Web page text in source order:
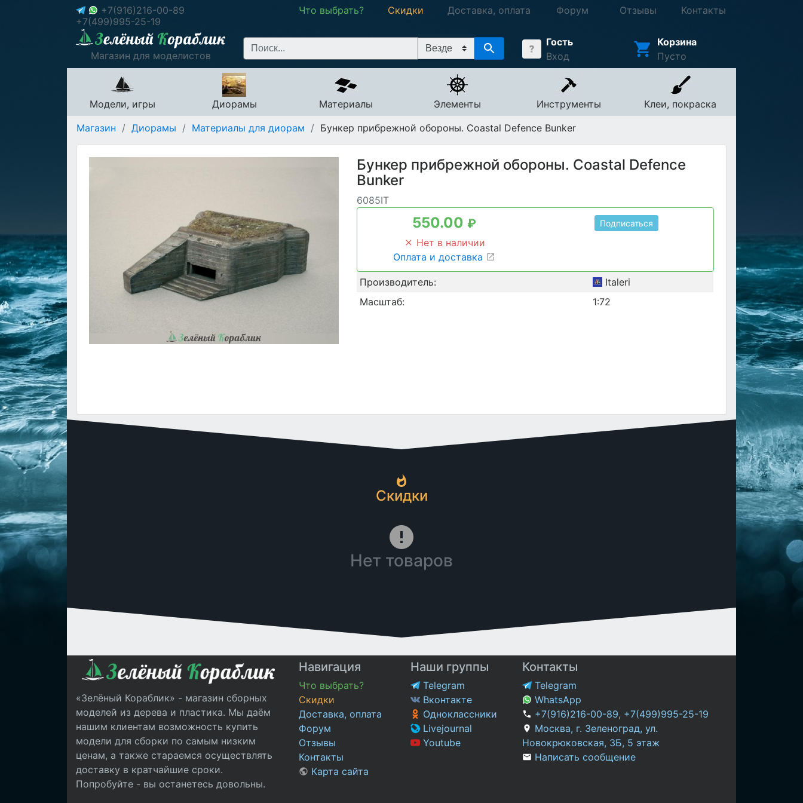
+7(916)216-00-89
+7(499)995-25-19
Что выбрать? Скидки Доставка, оплата Форум Отзывы Контакты
Магазин для моделистов
Гость
Вход
Корзина
Пусто
Модели, игры Диорамы Материалы Элементы Инструменты
Клеи, покраска
Магазин / Диорамы / Материалы для диорам / Бункер прибрежной обороны. Coastal Defence Bunker
Бункер прибрежной обороны. Coastal Defence
Bunker
6085IT
550.00 ₽
Нет в наличии
Оплата и доставка
Подписаться
Производитель:
Italeri
Масштаб:
1:72
Скидки
Нет товаров
«Зелёный Кораблик» - магазин сборных
моделей из дерева и пластика. Мы даём
нашим клиентам возможность купить
модели для сборки по самым низким
ценам, а также стараемся осуществлять
доставку в кратчайшие сроки.
Попробуйте - вы останетесь довольны.
Навигация
Что выбрать?
Скидки
Доставка, оплата
Форум
Отзывы
Контакты
Карта сайта
Наши группы
Telegram
Вконтакте
Одноклассники
Livejournal
Youtube
Контакты
Telegram
WhatsApp
+7(916)216-00-89, +7(499)995-25-19
Москва, г. Зеленоград, ул.
Новокрюковская, 3Б, 5 этаж
Написать сообщение